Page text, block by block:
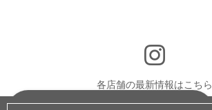
各店舗の最新情報はこちら